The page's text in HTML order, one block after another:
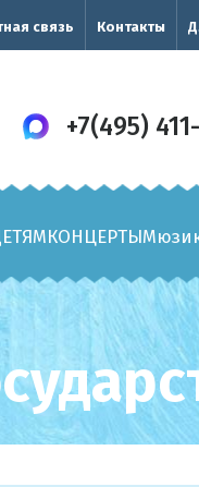
связь Контакты
+7(495)
КОНЦЕРТЫ